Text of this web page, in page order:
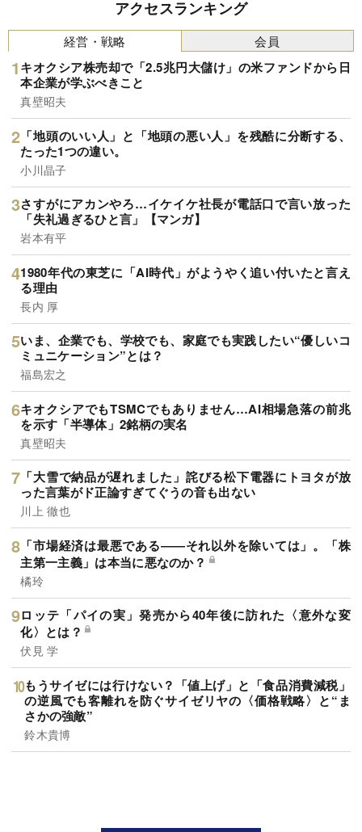
アクセスランキング
経営・戦略
キオクシア株売却で「2.5兆円大儲け」の米ファンドから日
本企業が学ぶべきこと
真壁昭夫
「地頭のいい人」と「地頭の悪い人」を残酷に分断する、
たった1つの違い。
小川晶子
さすがにアカンやろ…イケイケ社長が電話口で言い放った
「失礼過ぎるひと言」【マンガ】
岩本有平
1980年代の東芝に「AI時代」がようやく追い付いたと言え
る理由
長内 厚
いま、企業でも、学校でも、家庭でも実践したい“優しいコ
ミュニケーション”とは？
福島宏之
キオクシアでもTSMCでもありません…AI相場急落の前兆
を示す「半導体」2銘柄の実名
真壁昭夫
「大雪で納品が遅れました」詫びる松下電器にトヨタが放
った言葉がド正論すぎてぐうの音も出ない
川上 徹也
「市場経済は最悪である――それ以外を除いては」。「株
主第一主義」は本当に悪なのか？
橘玲
ロッテ「パイの実」発売から40年後に訪れた〈意外な変
化〉とは？
伏見 学
もうサイゼには行けない？「値上げ」と「食品消費減税」
の逆風でも客離れを防ぐサイゼリヤの〈価格戦略〉と“ま
さかの強敵”
鈴木貴博
会員